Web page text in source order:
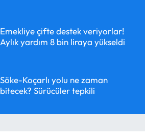
Emekliye çifte destek veriyorlar!
Aylık yardım 8 bin liraya yükseldi
Söke-Koçarlı yolu ne zaman
bitecek? Sürücüler tepkili